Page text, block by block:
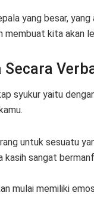
yang besar,
kita akan
syukur yaitu
untuk sesuatu
sangat
mulai memiliki